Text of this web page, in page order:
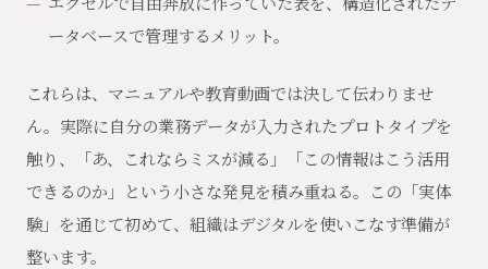
ータベースで管理するメリット。
これらは、マニュアルや教育動画では決して伝わりませ
ん。実際に自分の業務データが入力されたプロトタイプを
触り、「あ、これならミスが減る」「この情報はこう活用
できるのか」という小さな発見を積み重ねる。この「実体
験」を通じて初めて、組織はデジタルを使いこなす準備が
整います。